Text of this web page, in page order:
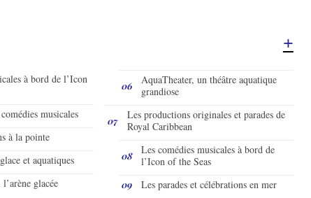
à bord de l’Icon
musicales
à la pointe
et aquatiques
glacée
AquaTheater, un théâtre aquatique
grandiose
Les productions originales et parades de
Royal Caribbean
Les comédies musicales à bord de
l’Icon of the Seas
Les parades et célébrations en mer